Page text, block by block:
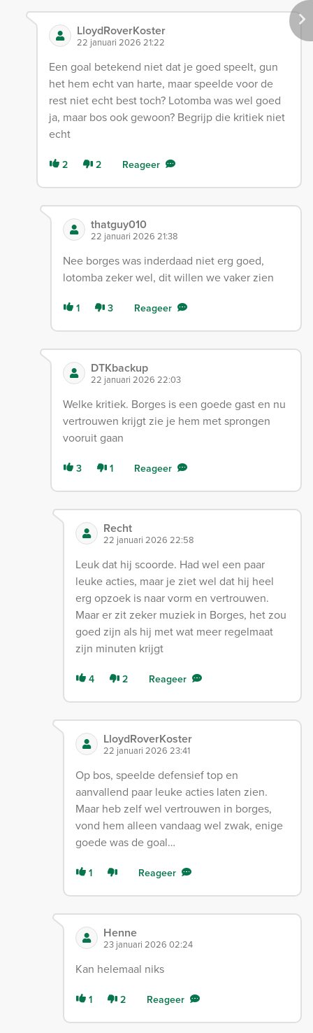
LloydRoverKoster
22 januari 2026 21:22
Een goal betekend niet dat je goed speelt, gun
het hem echt van harte, maar speelde voor de
rest niet echt best toch? Lotomba was wel goed
ja, maar bos ook gewoon? Begrijp die kritiek niet
echt
2 2 Reageer
thatguy010
22 januari 2026 21:38
Nee borges was inderdaad niet erg goed,
lotomba zeker wel, dit willen we vaker zien
1 3 Reageer
DTKbackup
22 januari 2026 22:03
Welke kritiek. Borges is een goede gast en nu
vertrouwen krijgt zie je hem met sprongen
vooruit gaan
3 1 Reageer
Recht
22 januari 2026 22:58
Leuk dat hij scoorde. Had wel een paar
leuke acties, maar je ziet wel dat hij heel
erg opzoek is naar vorm en vertrouwen.
Maar er zit zeker muziek in Borges, het zou
goed zijn als hij met wat meer regelmaat
zijn minuten krijgt
4 2 Reageer
LloydRoverKoster
22 januari 2026 23:41
Op bos, speelde defensief top en
aanvallend paar leuke acties laten zien.
Maar heb zelf wel vertrouwen in borges,
vond hem alleen vandaag wel zwak, enige
goede was de goal…
1 Reageer
Henne
23 januari 2026 02:24
Kan helemaal niks
1 2 Reageer